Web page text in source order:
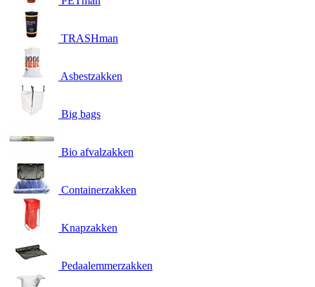
TRASHman
Asbestzakken
Big bags
Bio afvalzakken
Containerzakken
Knapzakken
Pedaalemmerzakken